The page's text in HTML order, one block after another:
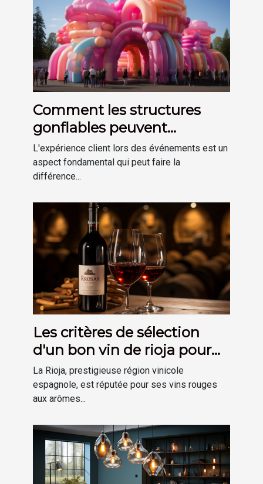
Comment les structures
gonflables peuvent
améliorer l'expérience client
lors d'événements.
L'expérience client lors des événements est un
aspect fondamental qui peut faire la
différence...
Les critères de sélection
d'un bon vin de rioja pour
votre cave
La Rioja, prestigieuse région vinicole
espagnole, est réputée pour ses vins rouges
aux arômes...